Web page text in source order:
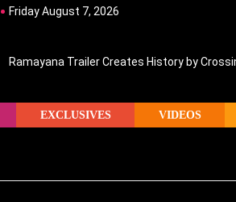
Friday August 7, 2026
Ramayana Trailer Creates History by
EXCLUSIVES VIDEOS